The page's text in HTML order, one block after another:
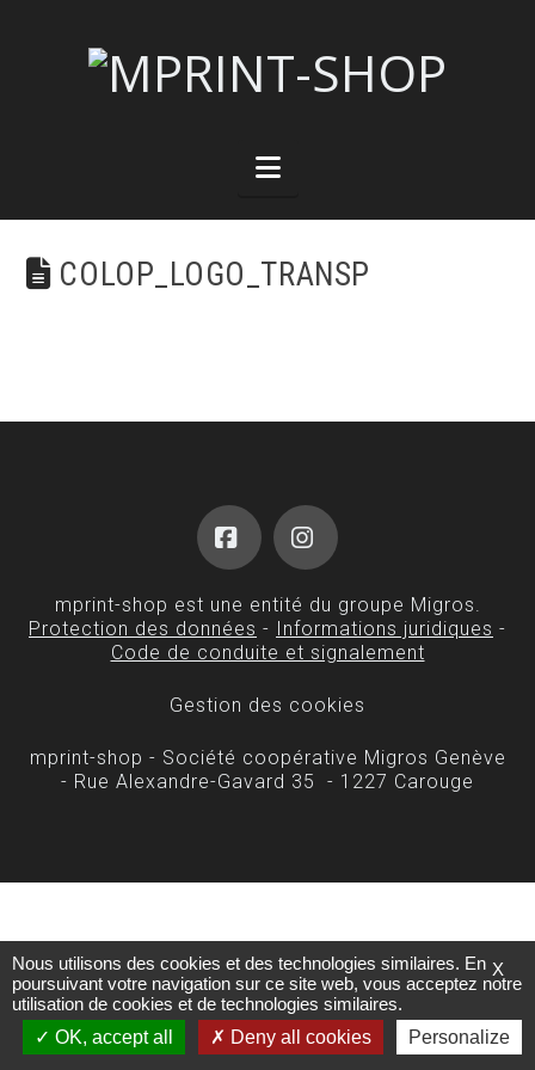
Navigation
COLOP_LOGO_TRANSP
FacebookInstagram
mprint-shop est une entité du groupe Migros.
Protection des données - Informations juridiques -
Code de conduite et signalement
Gestion des cookies
mprint-shop - Société coopérative Migros Genève
- Rue Alexandre-Gavard 35 - 1227 Carouge
X
Nous utilisons des cookies et des technologies similaires. En
poursuivant votre navigation sur ce site web, vous acceptez notre
utilisation de cookies et de technologies similaires.
OK, accept all
Deny all cookies Personalize